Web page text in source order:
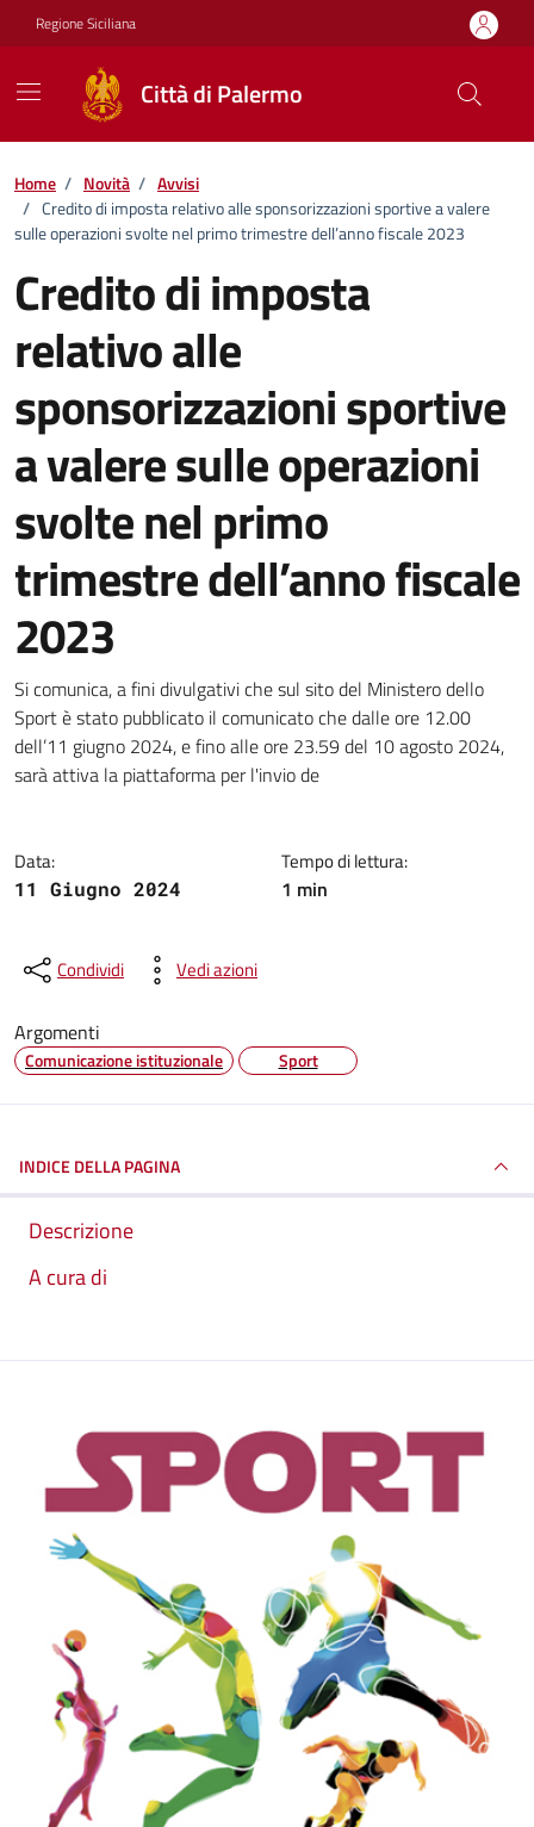
Vai ai contenuti
Vai al footer
Regione Siciliana
Città di Palermo
Home / Novità / Avvisi
/ Credito di imposta relativo alle sponsorizzazioni sportive a valere
sulle operazioni svolte nel primo trimestre dell’anno fiscale 2023
Credito di imposta
relativo alle
sponsorizzazioni sportive
a valere sulle operazioni
svolte nel primo
trimestre dell’anno fiscale
2023
Dettagli della notizia
Si comunica, a fini divulgativi che sul sito del Ministero dello
Sport è stato pubblicato il comunicato che dalle ore 12.00
dell’11 giugno 2024, e fino alle ore 23.59 del 10 agosto 2024,
sarà attiva la piattaforma per l'invio de
Data:
11 Giugno 2024
Tempo di lettura:
1 min
Condividi Vedi azioni
Argomenti
Comunicazione istituzionale Sport
INDICE DELLA PAGINA
Descrizione
A cura di